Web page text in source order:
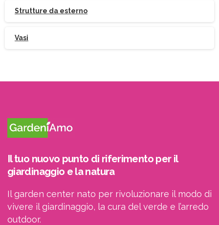
Strutture da esterno
Vasi
Il tuo nuovo punto di riferimento per il
giardinaggio e la natura
Il garden center nato per rivoluzionare il modo di
vivere il giardinaggio, la cura del verde e l’arredo
outdoor.
Indirizzo email:
Accetto le condizioni generali di utilizzo e di